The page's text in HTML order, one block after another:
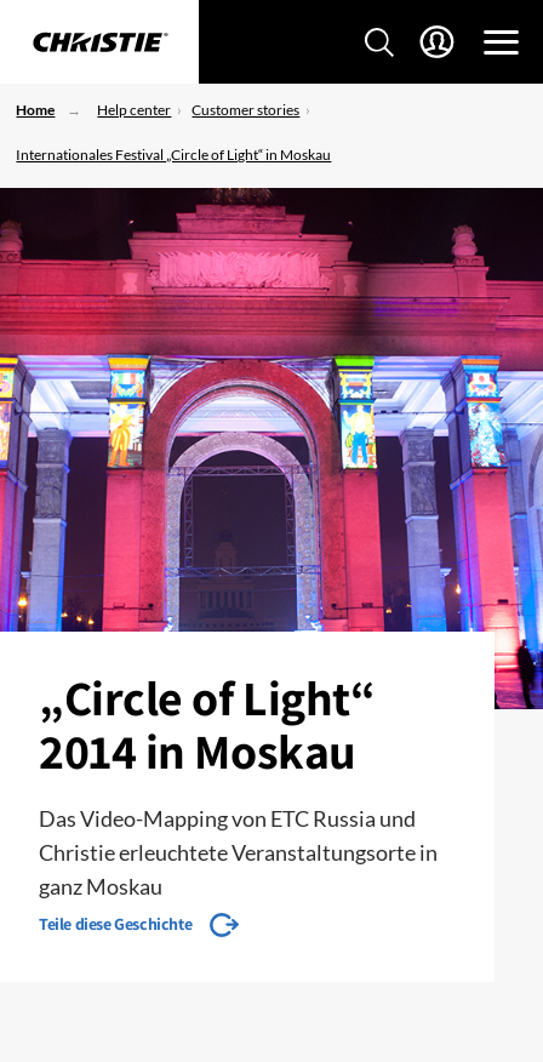
Home Help center Customer stories
Internationales Festival „Circle of Light“ in Moskau
„Circle of Light“
2014 in Moskau
Das Video-Mapping von ETC Russia und
Christie erleuchtete Veranstaltungsorte in
ganz Moskau
Teile diese Geschichte